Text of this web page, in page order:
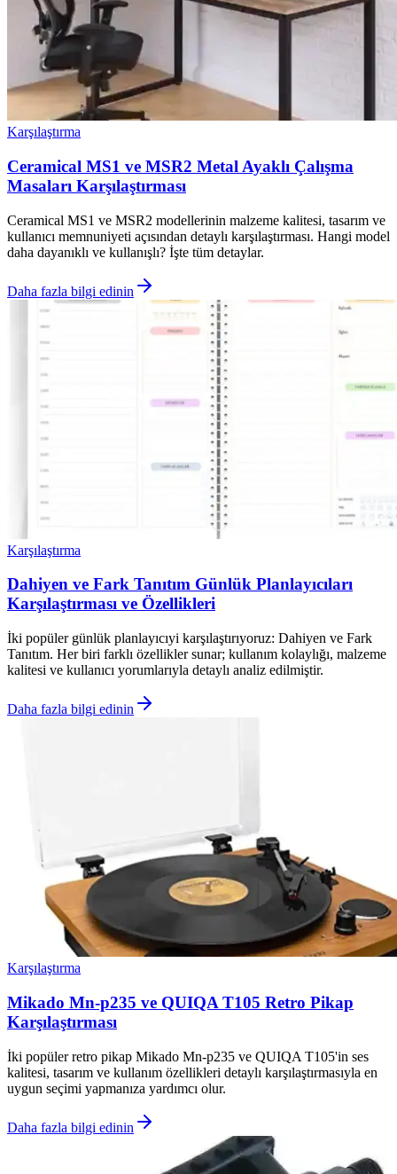
Karşılaştırma
Ceramical MS1 ve MSR2 Metal Ayaklı Çalışma
Masaları Karşılaştırması
Ceramical MS1 ve MSR2 modellerinin malzeme kalitesi, tasarım ve
kullanıcı memnuniyeti açısından detaylı karşılaştırması. Hangi model
daha dayanıklı ve kullanışlı? İşte tüm detaylar.
Daha fazla bilgi edinin
Karşılaştırma
Dahiyen ve Fark Tanıtım Günlük Planlayıcıları
Karşılaştırması ve Özellikleri
İki popüler günlük planlayıcıyi karşılaştırıyoruz: Dahiyen ve Fark
Tanıtım. Her biri farklı özellikler sunar; kullanım kolaylığı, malzeme
kalitesi ve kullanıcı yorumlarıyla detaylı analiz edilmiştir.
Daha fazla bilgi edinin
Karşılaştırma
Mikado Mn-p235 ve QUIQA T105 Retro Pikap
Karşılaştırması
İki popüler retro pikap Mikado Mn-p235 ve QUIQA T105'in ses
kalitesi, tasarım ve kullanım özellikleri detaylı karşılaştırmasıyla en
uygun seçimi yapmanıza yardımcı olur.
Daha fazla bilgi edinin